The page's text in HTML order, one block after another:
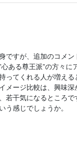
ですが、追加のコメ
ある尊王派”の方々に
ってくれる人が増え
メージ比較は、興味
若干気になるところで
感じでしょうか。